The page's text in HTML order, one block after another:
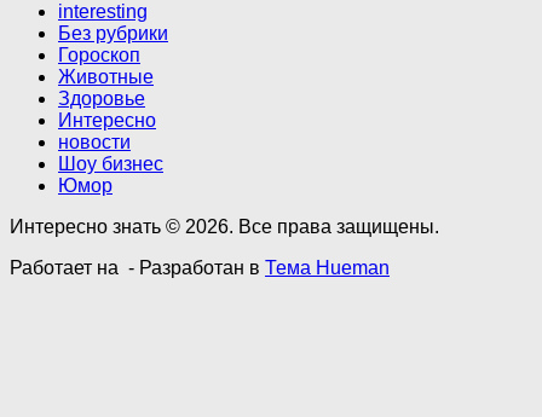
interesting
Без рубрики
Гороскоп
Животные
Здоровье
Интересно
новости
Шоу бизнес
Юмор
Интересно знать © 2026. Все права защищены.
Работает на - Разработан в Тема Hueman